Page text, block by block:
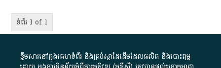
ទំព័រ 1 of 1
ខ្លឹមសារ​នៅ​ក្នុង​គេហទំព័រ និង​គ្រប់​ស្នា​ដៃ​ដើម​ដែល​ផលិត​ និង​បោះពុម្ព​